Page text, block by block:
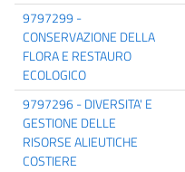
9797299 -
CONSERVAZIONE DELLA
FLORA E RESTAURO
ECOLOGICO
9797296 - DIVERSITA' E
GESTIONE DELLE
RISORSE ALIEUTICHE
COSTIERE